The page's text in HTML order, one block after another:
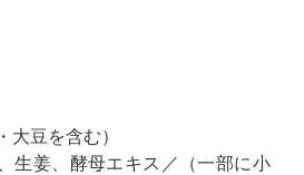
豆を含む）
生姜、酵母エキス／（一部に小